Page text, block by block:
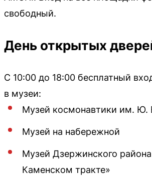
свободный.
День открытых
С 10:00 до 18:00 бесплатный
в музеи:
Музей космонавтики им. Ю.
Музей на набережной
Музей Дзержинского
Каменском тракте»